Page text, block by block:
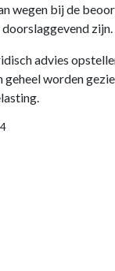
wegen bij de
zijn.
advies
worden